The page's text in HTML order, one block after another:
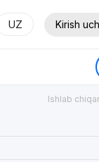
UZ Kirish
Ishlab